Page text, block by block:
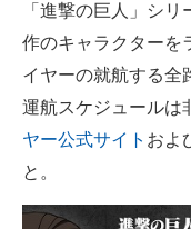
「進撃の巨人」シ
作のキャラクターを
イヤーの就航する全
運航スケジュールは
ヤー公式サイト およ
と。